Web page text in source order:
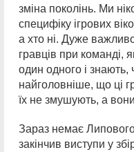
зміна поколінь. Ми
специфіку ігрових
а хто ні. Дуже
гравців при команді,
один одного і знають,
найголовніше, що ці
їх не змушують, а
Зараз немає
закінчив виступи у